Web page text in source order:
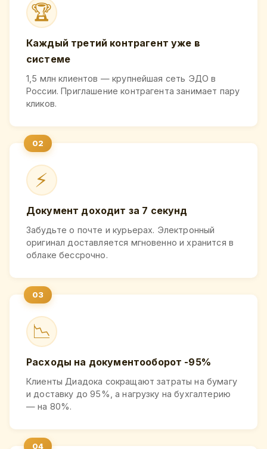
🏆
Каждый третий контрагент уже в
системе
1,5 млн клиентов — крупнейшая сеть ЭДО в
России. Приглашение контрагента занимает пару
кликов.
⚡
Документ доходит за 7 секунд
Забудьте о почте и курьерах. Электронный
оригинал доставляется мгновенно и хранится в
облаке бессрочно.
📉
Расходы на документооборот -95%
Клиенты Диадока сокращают затраты на бумагу
и доставку до 95%, а нагрузку на бухгалтерию
— на 80%.